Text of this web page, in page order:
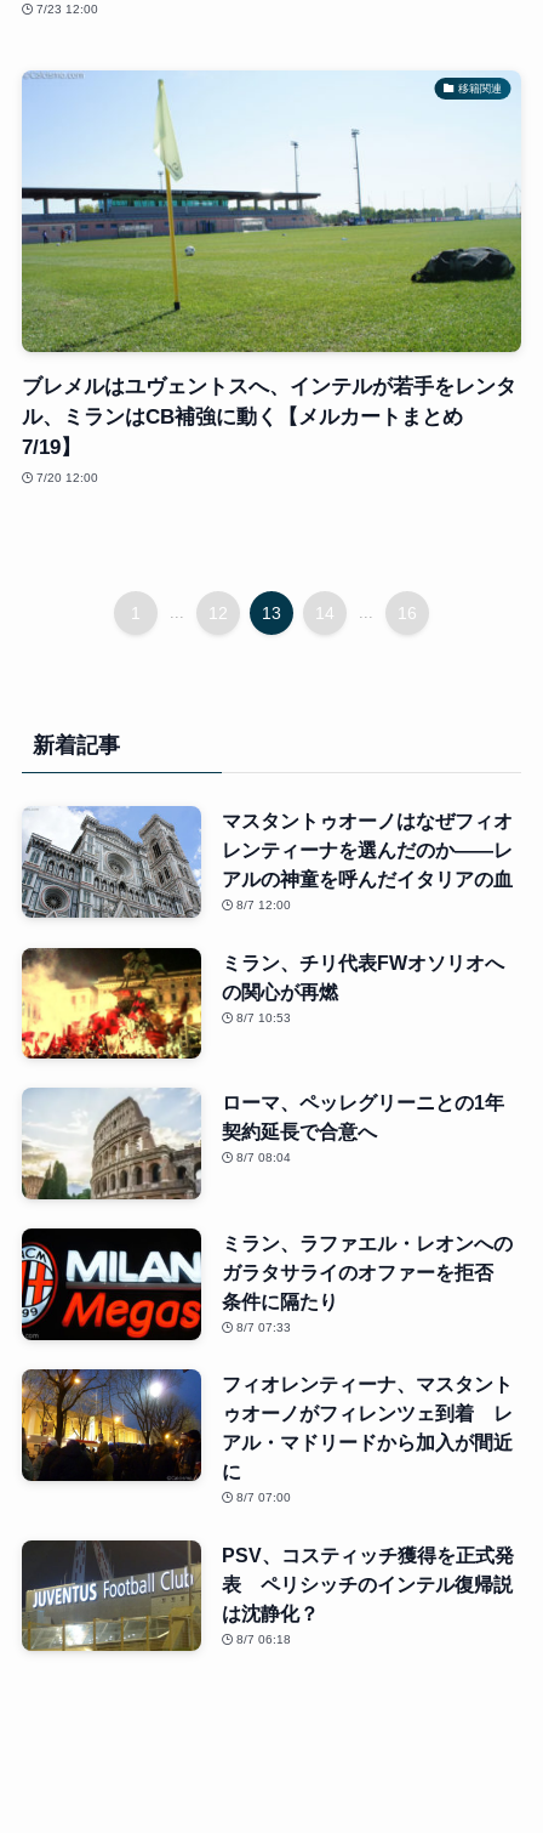
7/23 12:00
移籍関連
ブレメルはユヴェントスへ、インテルが若手をレンタ
ル、ミランはCB補強に動く【メルカートまとめ
7/19】
7/20 12:00
1 ... 12 13 14 ... 16
新着記事
マスタントゥオーノはなぜフィオ
レンティーナを選んだのか――レ
アルの神童を呼んだイタリアの血
8/7 12:00
ミラン、チリ代表FWオソリオへ
の関心が再燃
8/7 10:53
ローマ、ペッレグリーニとの1年
契約延長で合意へ
8/7 08:04
ミラン、ラファエル・レオンへの
ガラタサライのオファーを拒否
条件に隔たり
8/7 07:33
フィオレンティーナ、マスタント
ゥオーノがフィレンツェ到着 レ
アル・マドリードから加入が間近
に
8/7 07:00
PSV、コスティッチ獲得を正式発
表 ペリシッチのインテル復帰説
は沈静化？
8/7 06:18